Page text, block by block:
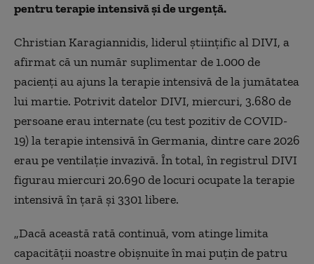
pentru terapie intensivă şi de urgenţă.
Christian Karagiannidis, liderul ştiinţific al DIVI, a
afirmat că un număr suplimentar de 1.000 de
pacienţi au ajuns la terapie intensivă de la jumătatea
lui martie. Potrivit datelor DIVI, miercuri, 3.680 de
persoane erau internate (cu test pozitiv de COVID-
19) la terapie intensivă în Germania, dintre care 2026
erau pe ventilaţie invazivă. În total, în registrul DIVI
figurau miercuri 20.690 de locuri ocupate la terapie
intensivă în ţară şi 3301 libere.
„Dacă această rată continuă, vom atinge limita
capacităţii noastre obişnuite în mai puţin de patru